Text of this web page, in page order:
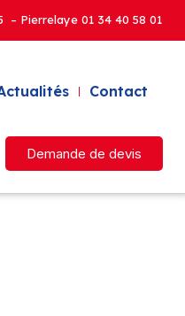
– Pierrelaye 01 34 40 58 01
Contact
Demande de devis